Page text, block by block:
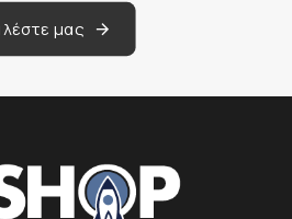
μας